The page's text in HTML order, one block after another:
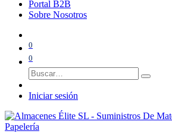
Portal B2B
Sobre Nosotros
0
0
Iniciar sesión